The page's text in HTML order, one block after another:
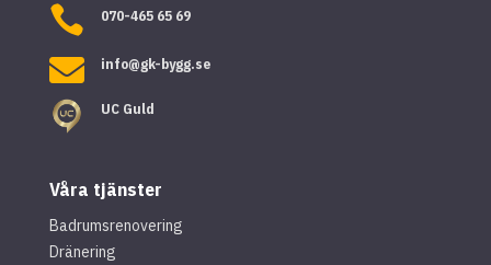
 070-465 65 69
 info@gk-bygg.se
UC Guld
Våra tjänster
Badrumsrenovering
Dränering